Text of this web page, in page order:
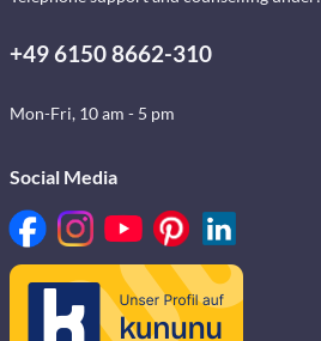
+49 6150 8662-310
Mon-Fri, 10 am - 5 pm
Social Media